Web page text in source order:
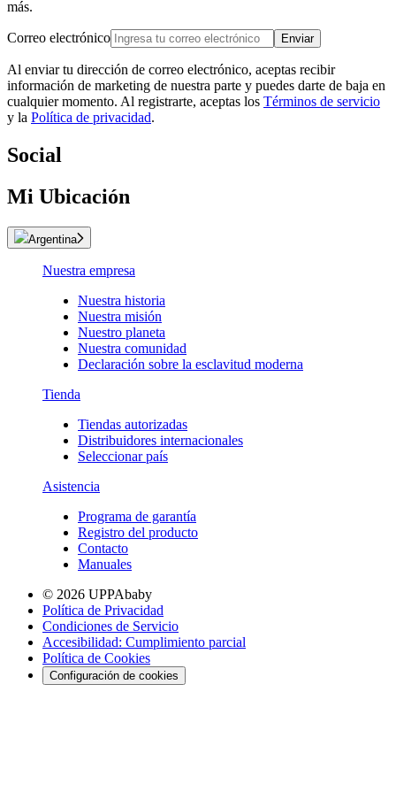
más.
Correo electrónico Enviar
Al enviar tu dirección de correo electrónico, aceptas recibir
información de marketing de nuestra parte y puedes darte de baja en
cualquier momento. Al registrarte, aceptas los Términos de servicio
y la Política de privacidad.
Social
Mi Ubicación
Argentina
Nuestra empresa
Nuestra historia
Nuestra misión
Nuestro planeta
Nuestra comunidad
Declaración sobre la esclavitud moderna
Tienda
Tiendas autorizadas
Distribuidores internacionales
Seleccionar país
Asistencia
Programa de garantía
Registro del producto
Contacto
Manuales
© 2026 UPPAbaby
Política de Privacidad
Condiciones de Servicio
Accesibilidad: Cumplimiento parcial
Política de Cookies
Configuración de cookies